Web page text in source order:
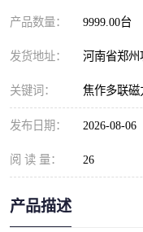
产品数量： 9999.00台
发货地址： 河南省郑州
关键词： 焦作多联磁
发布日期： 2026-08-06
阅 读 量： 26
产品描述